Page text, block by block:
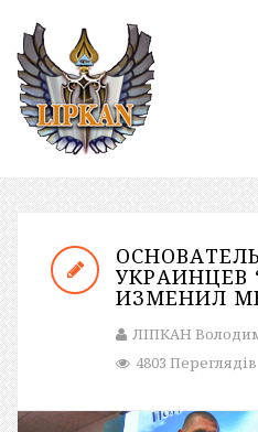
УКРАИНЦЕВ
ИЗМЕНИЛ
ЛІПКАН
4803 Переглядів